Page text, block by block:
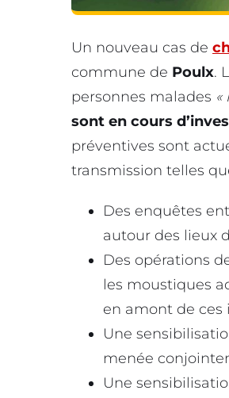
Un nouveau cas de
commune de Poulx.
personnes malades «
sont en cours
préventives sont
transmission telles
Des enquêtes
autour des lieux
Des opérations
les moustiques
en amont de ces
Une
menée
Une